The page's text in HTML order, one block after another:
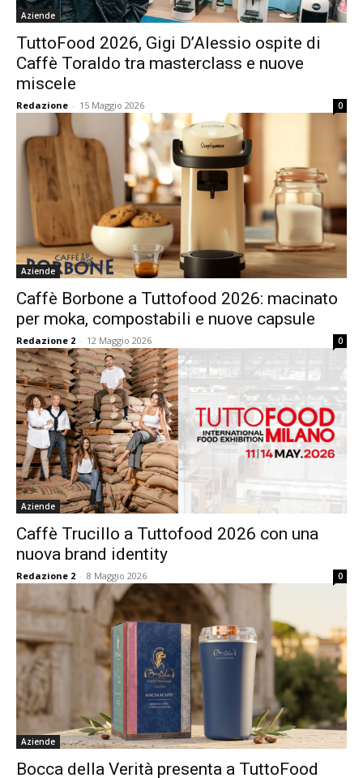
Aziende
TuttoFood 2026, Gigi D’Alessio ospite di
Caffè Toraldo tra masterclass e nuove
miscele
Redazione - 15 Maggio 2026 0
Aziende
Caffè Borbone a Tuttofood 2026: macinato
per moka, compostabili e nuove capsule
Redazione 2 - 12 Maggio 2026 0
Aziende
Caffè Trucillo a Tuttofood 2026 con una
nuova brand identity
Redazione 2 - 8 Maggio 2026 0
Aziende
Bocca della Verità presenta a TuttoFood